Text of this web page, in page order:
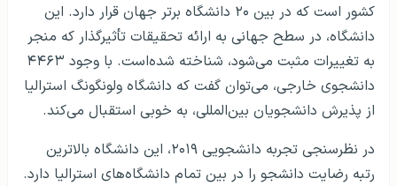
کشور است که در بین ۲۰ دانشگاه‌ برتر جهان قرار دارد. این
دانشگاه، در سطح جهانی به ارائه تحقیقات تأثیرگذار که منجر
به تغییرات مثبت می‌شود، شناخته شده‌است. با وجود ۴۴۶۳
دانشجوی خارجی، می‌توان گفت که دانشگاه ولونگونگ استرالیا
از پذیرش دانشجویان بین‌المللی، به خوبی استقبال می‌کند.
در نظرسنجی تجربه دانشجویی ۲۰۱۹، این دانشگاه بالاترین
رتبه رضایت دانشجو را در بین تمام دانشگاه‌های استرالیا دارد.